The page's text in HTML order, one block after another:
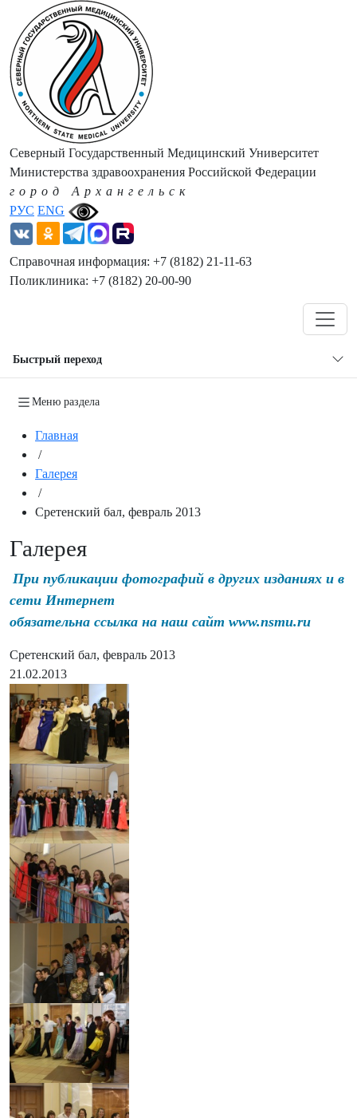
РУС ENG
Северный Государственный Медицинский Университет
Министерства здравоохранения Российской Федерации
город Архангельск
Справочная информация: +7 (8182) 21-11-63
Поликлиника: +7 (8182) 20-00-90
Быстрый переход
Меню раздела
Главная
/
Галерея
/
Сретенский бал, февраль 2013
Галерея
При публикации фотографий в других изданиях и в
сети Интернет
обязательна ссылка на наш сайт www.nsmu.ru
Сретенский бал, февраль 2013
21.02.2013